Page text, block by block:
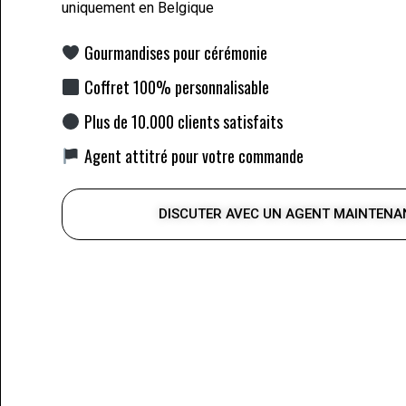
uniquement en Belgique
Gourmandises pour cérémonie
Coffret 100% personnalisable
Plus de 10.000 clients satisfaits
Agent attitré pour votre commande
DISCUTER AVEC UN AGENT